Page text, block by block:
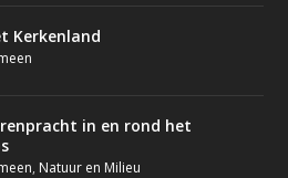
Kerkenland
in en rond het
, Natuur en Milieu